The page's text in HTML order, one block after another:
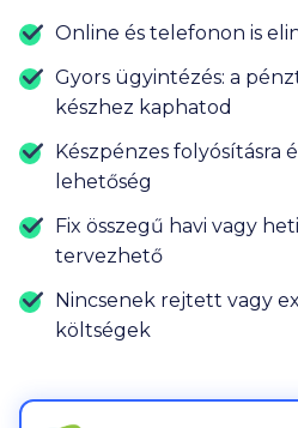
Online és telefonon is
Gyors ügyintézés: a
készhez kaphatod
Készpénzes folyósításra
lehetőség
Fix összegű havi vagy
tervezhető
Nincsenek rejtett vagy
költségek